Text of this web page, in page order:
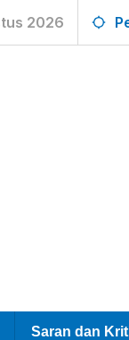
2026
Saran dan